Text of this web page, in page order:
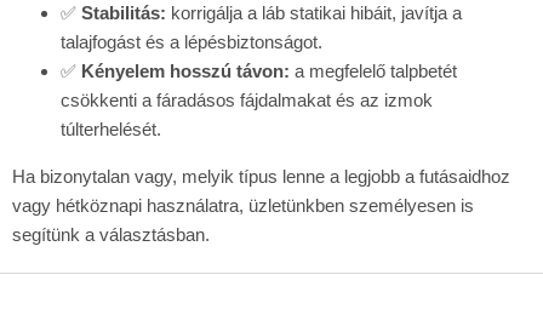
✅ Stabilitás: korrigálja a láb statikai hibáit, javítja a
talajfogást és a lépésbiztonságot.
✅ Kényelem hosszú távon: a megfelelő talpbetét
csökkenti a fáradásos fájdalmakat és az izmok
túlterhelését.
Ha bizonytalan vagy, melyik típus lenne a legjobb a futásaidhoz
vagy hétköznapi használatra, üzletünkben személyesen is
segítünk a választásban.
L